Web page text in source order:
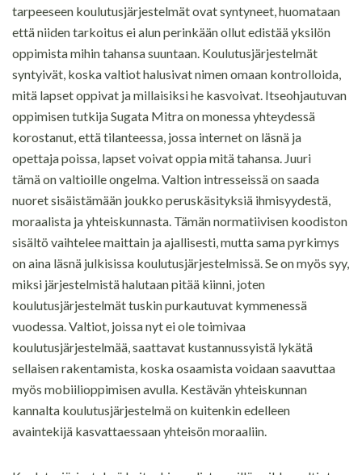
tarpeeseen koulutusjärjestelmät ovat syntyneet, huomataan
että niiden tarkoitus ei alun perinkään ollut edistää yksilön
oppimista mihin tahansa suuntaan. Koulutusjärjestelmät
syntyivät, koska valtiot halusivat nimen omaan kontrolloida,
mitä lapset oppivat ja millaisiksi he kasvoivat. Itseohjautuvan
oppimisen tutkija Sugata Mitra on monessa yhteydessä
korostanut, että tilanteessa, jossa internet on läsnä ja
opettaja poissa, lapset voivat oppia mitä tahansa. Juuri
tämä on valtioille ongelma. Valtion intresseissä on saada
nuoret sisäistämään joukko peruskäsityksiä ihmisyydestä,
moraalista ja yhteiskunnasta. Tämän normatiivisen koodiston
sisältö vaihtelee maittain ja ajallisesti, mutta sama pyrkimys
on aina läsnä julkisissa koulutusjärjestelmissä. Se on myös syy,
miksi järjestelmistä halutaan pitää kiinni, joten
koulutusjärjestelmät tuskin purkautuvat kymmenessä
vuodessa. Valtiot, joissa nyt ei ole toimivaa
koulutusjärjestelmää, saattavat kustannussyistä lykätä
sellaisen rakentamista, koska osaamista voidaan saavuttaa
myös mobiilioppimisen avulla. Kestävän yhteiskunnan
kannalta koulutusjärjestelmä on kuitenkin edelleen
avaintekijä kasvattaessaan yhteisön moraaliin.